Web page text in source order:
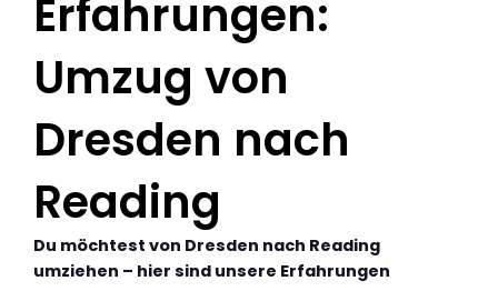
Erfahrungen:
Umzug von
Dresden nach
Reading
Du möchtest von Dresden nach Reading
umziehen – hier sind unsere Erfahrungen